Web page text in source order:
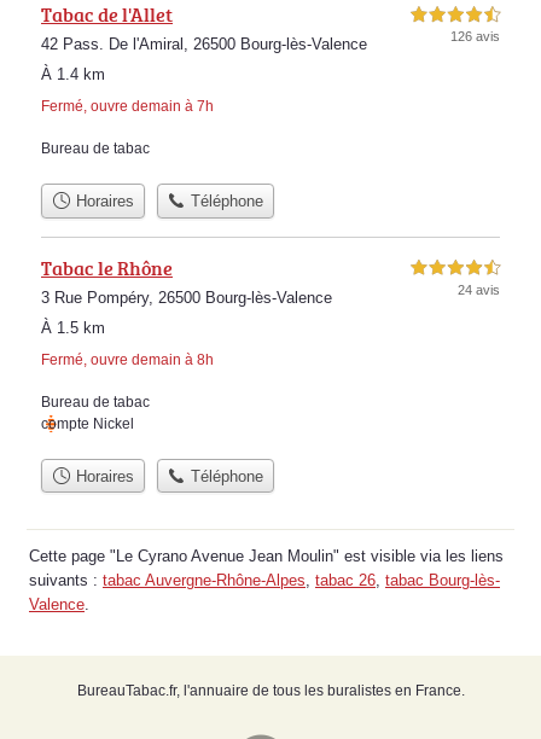
Tabac de l'Allet
42 Pass. De l'Amiral, 26500 Bourg-lès-Valence
À 1.4 km
Fermé, ouvre demain à 7h
4,5 étoiles sur 5
126 avis
Bureau de tabac
Horaires Téléphone
Tabac le Rhône
3 Rue Pompéry, 26500 Bourg-lès-Valence
À 1.5 km
Fermé, ouvre demain à 8h
4,5 étoiles sur 5
24 avis
Bureau de tabac
compte Nickel
Horaires Téléphone
Cette page "Le Cyrano Avenue Jean Moulin" est visible via les liens
suivants : tabac Auvergne-Rhône-Alpes tabac 26 tabac Bourg-lès-
Valence
BureauTabac.fr, l'annuaire de tous les buralistes en France.